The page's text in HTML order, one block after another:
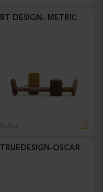
BT DESIGN- METRIC
Sofos
TRUEDESIGN-OSCAR